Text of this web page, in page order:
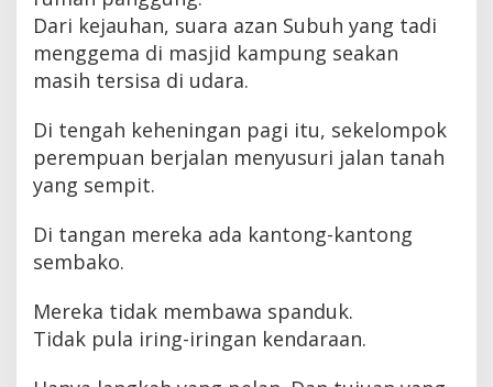
Dari kejauhan, suara azan Subuh yang tadi
menggema di masjid kampung seakan
masih tersisa di udara.
Di tengah keheningan pagi itu, sekelompok
perempuan berjalan menyusuri jalan tanah
yang sempit.
Di tangan mereka ada kantong-kantong
sembako.
Mereka tidak membawa spanduk.
Tidak pula iring-iringan kendaraan.